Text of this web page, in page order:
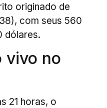
originado de
com seus 560
dólares.
vivo no
21 horas, o